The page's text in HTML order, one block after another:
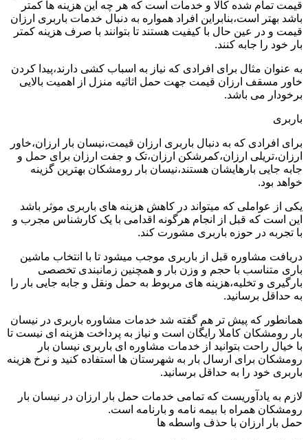
قیمت تمام شده کالا و خدمات است که هر چه این هزینه ها کمتر
باشد بهتر است،بنابراین افراد همواره به دنبال خدمات باربری ارزان
قیمت و در عین حال با کیفیت هستند تا بتوانند با صرف هزینه کمتر
بار خود را جابه کنند.
به عنوان مثال برای افرادی که نیاز به اسباب کشی دارند،پیدا کردن
خاور مسقف ارزان قیمت جهت حمل اثاثیه منزل از اهمیت بالایی
برخودار می باشد.
باربری
برای افرادی که به دنبال باربری ارزان قیمت،نیسان بار ارزان،خاور
ارزان،تریلی ارزان،کمرشکن ارزان،تک و جفت ارزان برای حمل و
جابه جایی بارهایشان هستند،نیسان بار رومشکان بهترین گزینه
خواهد بود.
یکی از عواملی که میتواند در کاهش هزینه های باربری موثر باشد
این است که قبل از انجام هرگونه اقدامی با یک کارشناس مجرب و
با تجربه در حوزه باربری مشورت کند.
دریافت مشاوره قبل از باربری موجب میشود تا با انتخاب ماشین
باری متناسب با حجم و وزن بار و همچنین زمانبندی تخصصی
بارگیری و تخلیه،هزینه های مربوط به حمل ونقل و جابه جایی بار را
به حداقل برسانید.
همانطور که پیش تر هم گفته شد خدمات مشاوره باربری در نیسان
بار رومشکان کاملا رایگان است و نیاز به پرداخت هزینه ای نیست تا
با خیال راحت بتوانید از خدمات مشاوره ای باربری نیسان بار
رومشکان برای ارسال بار به شهرستان ها استفاده کنید و نرخ هزینه
باربری خود را به حداقل برسانید.
لازم به یادآوریست که تمامی خدمات حمل بار ارزان در نیسان بار
رومشکان همراه با بیمه نامه و بارنامه است.
حمل بار ارزان با حذف واسطه ها